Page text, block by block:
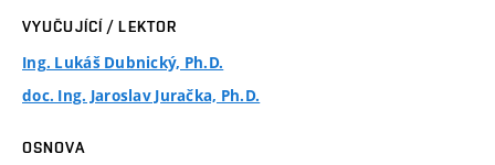
VYUČUJÍCÍ / LEKTOR
Ing. Lukáš Dubnický, Ph.D.
doc. Ing. Jaroslav Juračka, Ph.D.
OSNOVA